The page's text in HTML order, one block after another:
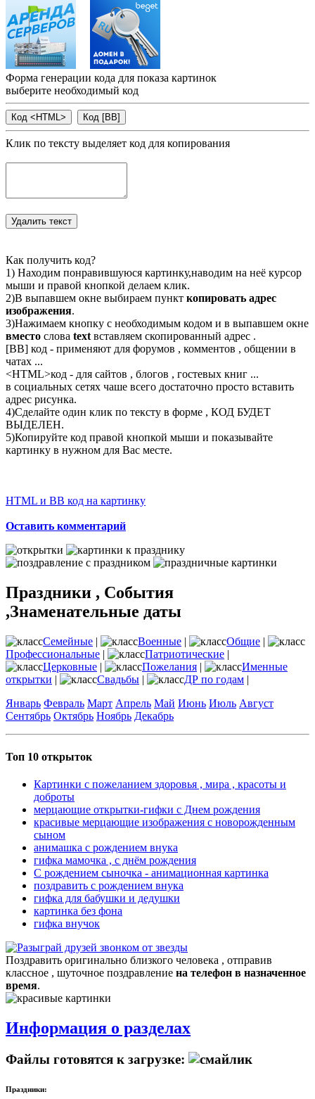
Форма генерации кода для показа картинок
выберите необходимый код
Клик по тексту выделяет код для копирования
Как получить код?
1) Находим понравившуюся картинку,наводим на неё курсор
мыши и правой кнопкой делаем клик.
2)В выпавшем окне выбираем пункт копировать адрес
изображения.
3)Нажимаем кнопку с необходимым кодом и в выпавшем окне
вместо слова textвставляем скопированный адрес .
[BB] код - применяют для форумов , комментов , общении в
чатах ...
<HTML>код - для сайтов , блогов , гостевых книг ...
в социальных сетях чаше всего достаточно просто вставить
адрес рисунка.
4)Сделайте один клик по тексту в форме , КОД БУДЕТ
ВЫДЕЛЕН.
5)Копируйте код правой кнопкой мыши и показывайте
картинку в нужном для Вас месте.
HTML и BB код на картинку
Оставить комментарий
Праздники , События
,Знаменательные даты
Семейные | Военные | Общие |
Профессиональные | Патриотические |
Церковные | Пожелания |
Именные
открытки | Свадьбы | ДР по годам |
Январь Февраль Март Апрель Май Июнь Июль Август
Сентябрь Октябрь Ноябрь Декабрь
Топ 10 открыток
Картинки с пожеланием здоровья , мира , красоты и
доброты
мерцающие открытки-гифки с Днем рождения
красивые мерцающие изображения с новорожденным
сыном
анимашка с рождением внука
гифка мамочка , с днём рождения
С рождением сыночка - анимационная картинка
поздравить с рождением внука
гифка для бабушки и дедушки
картинка без фона
гифка внучок
Поздравить оригинально близкого человека , отправив
классное , шуточное поздравление на телефон в назначенное
время.
Информация о разделах
Файлы готовятся к загрузке:
Праздники: